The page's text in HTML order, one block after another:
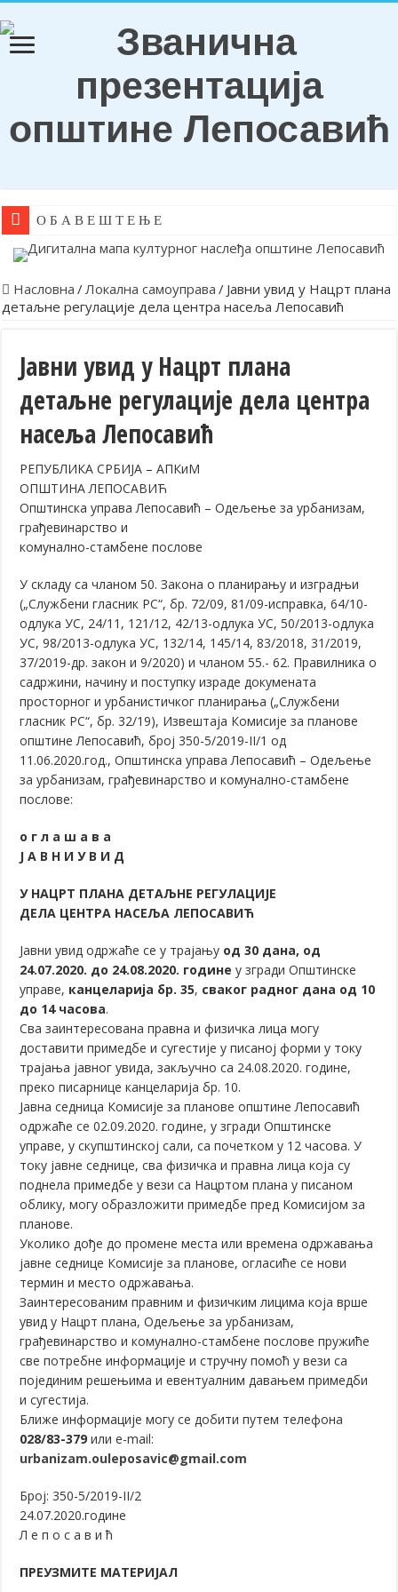
О Б А В Е Ш Т Е Њ Е
Насловна / Локална самоуправа / Јавни увид у Нацрт плана
детаљне регулације дела центра насеља Лепосавић
Јавни увид у Нацрт плана
детаљне регулације дела центра
насеља Лепосавић
РЕПУБЛИКА СРБИЈА – АПКиМ
ОПШТИНА ЛЕПОСАВИЋ
Општинска управа Лепосавић – Одељење за урбанизам,
грађевинарство и
комунално-стамбене послове
У складу са чланом 50. Закона о планирању и изградњи
(„Службени гласник РС“, бр. 72/09, 81/09-исправка, 64/10-
одлука УС, 24/11, 121/12, 42/13-одлука УС, 50/2013-одлука
УС, 98/2013-одлука УС, 132/14, 145/14, 83/2018, 31/2019,
37/2019-др. закон и 9/2020) и чланом 55.- 62. Правилника о
садржини, начину и поступку израде докумената
просторног и урбанистичког планирања („Службени
гласник РС“, бр. 32/19), Извештаја Комисије за планове
општине Лепосавић, број 350-5/2019-II/1 од
11.06.2020.год., Општинска управа Лепосавић – Одељење
за урбанизам, грађевинарство и комунално-стамбене
послове:
о г л а ш а в а
Ј А В Н И У В И Д
У НАЦРТ ПЛАНА ДЕТАЉНЕ РЕГУЛАЦИЈЕ
ДЕЛА ЦЕНТРА НАСЕЉА ЛЕПОСАВИЋ
Јавни увид одржаће се у трајању од 30 дана, од
24.07.2020. до 24.08.2020. године у згради Општинске
управе, канцеларија бр. 35, сваког радног дана од 10
до 14 часова.
Сва заинтересована правна и физичка лица могу
доставити примедбе и сугестије у писаној форми у току
трајања јавног увида, закључно са 24.08.2020. године,
преко писарнице канцеларија бр. 10.
Јавна седница Комисије за планове општине Лепосавић
одржаће се 02.09.2020. године, у згради Општинске
управе, у скупштинској сали, са почетком у 12 часова. У
току јавне седнице, сва физичка и правна лица која су
поднела примедбе у вези са Нацртом плана у писаном
облику, могу образложити примедбе пред Комисијом за
планове.
Уколико дође до промене места или времена одржавања
јавне седнице Комисије за планове, огласиће се нови
термин и место одржавања.
Заинтересованим правним и физичким лицима која врше
увид у Нацрт плана, Одељење за урбанизам,
грађевинарство и комунално-стамбене послове пружиће
све потребне информације и стручну помоћ у вези са
појединим решењима и евентуалним давањем примедби
и сугестија.
Ближе информације могу се добити путем телефона
028/83-379 или е-mail:
urbanizam.ouleposavic@gmail.com
Број: 350-5/2019-II/2
24.07.2020.године
Л е п о с а в и ћ
ПРЕУЗМИТЕ МАТЕРИЈАЛ